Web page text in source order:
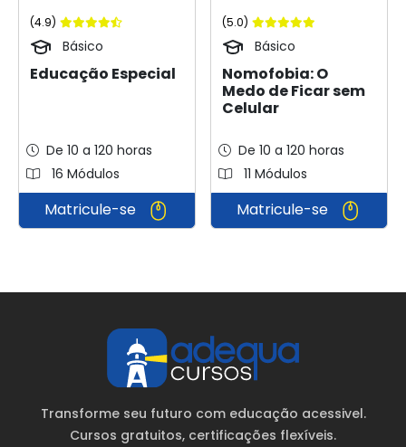
(4.9)
Básico
Educação Especial
De 10 a 120 horas
16 Módulos
Matricule-se
(5.0)
Básico
Nomofobia: O
Medo de Ficar sem
Celular
De 10 a 120 horas
11 Módulos
Matricule-se
Transforme seu futuro com educação acessivel.
Cursos gratuitos, certificações flexíveis.